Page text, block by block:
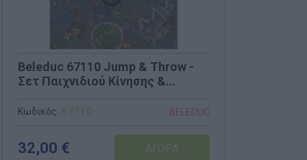
Beleduc 67110 Jump & Throw -
Σετ Παιχνιδιού Κίνησης &
Κωδικός: 67110 BELEDUC
32,00 €